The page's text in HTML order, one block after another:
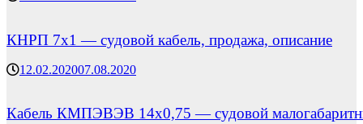
КНРП 7х1 — судовой кабель, продажа, описание
12.02.202007.08.2020
Кабель КМПЭВЭВ 14х0,75 — судовой